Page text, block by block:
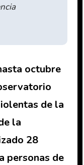
octubre
de la
la
28
personas de